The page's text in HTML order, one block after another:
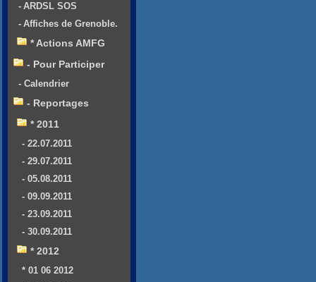
- ARDSL SOS
- Affiches de Grenoble.
* Actions AMFG
- Pour Participer
- Calendrier
- Reportages
* 2011
- 22.07.2011
- 29.07.2011
- 05.08.2011
- 09.09.2011
- 23.09.2011
- 30.09.2011
* 2012
* 01 06 2012